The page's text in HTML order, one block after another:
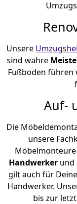
Unsere
sind wahre
Fußboden führen
Auf-
Die
unsere
Handwerker und
gilt auch für
Handwerker.
bis zur